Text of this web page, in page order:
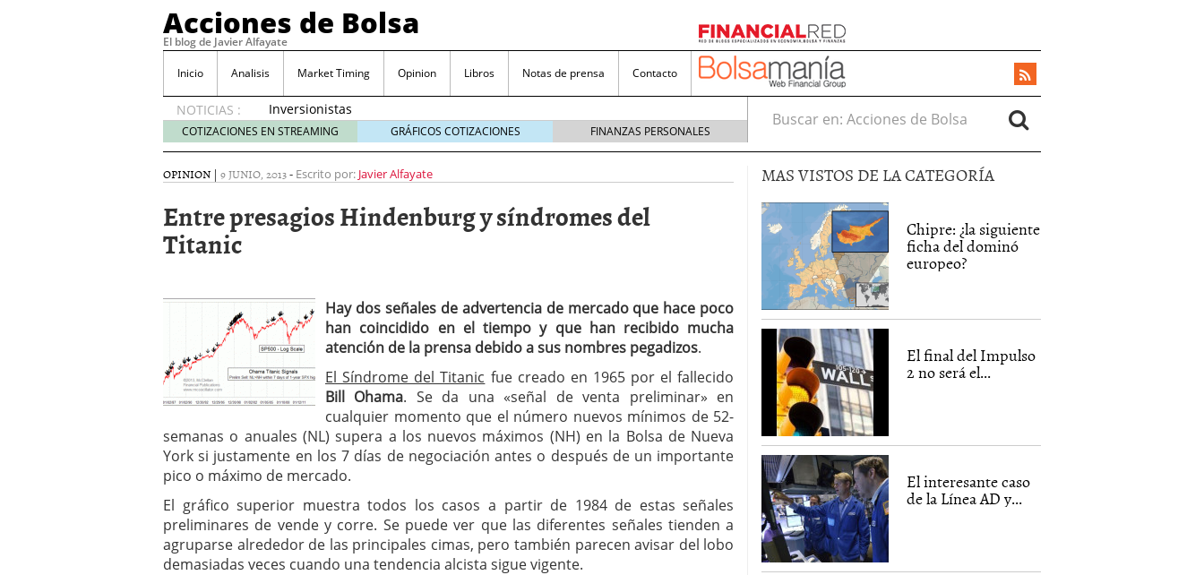
Acciones de Bolsa
El blog de Javier Alfayate
Inicio Analisis Market Timing Opinion Libros Notas de prensa Contacto
NOTICIAS :
Inversionistas
VIP en
México
creciente
por SIFX
mayo 8,
Entendiendo los ETF de Bitcoin noviembre 22, 2024
Dividend Kings: empresas que destacan por sus dividendos constantes
noviembre 12, 2024
Descubre RealAdvisor: Una poderosa herramienta para tus inversiones
inmobiliarias septiembre 23, 2024
COTIZACIONES EN STREAMING GRÁFICOS COTIZACIONES FINANZAS PERSONALES
Buscar en:
OPINION | 9 JUNIO, 2013- Escrito por: Javier Alfayate
Entre presagios Hindenburg y síndromes del
Titanic
Hay dos señales de advertencia de mercado que hace poco
han coincidido en el tiempo y que han recibido mucha
atención de la prensa debido a sus nombres pegadizos.
El Síndrome del Titanic fue creado en 1965 por el fallecido
Bill Ohama. Se da una «señal de venta preliminar» en
cualquier momento que el número nuevos mínimos de 52-
semanas o anuales (NL) supera a los nuevos máximos (NH) en la Bolsa de Nueva
York si justamente en los 7 días de negociación antes o después de un importante
pico o máximo de mercado.
El gráfico superior muestra todos los casos a partir de 1984 de estas señales
preliminares de vende y corre. Se puede ver que las diferentes señales tienden a
agruparse alrededor de las principales cimas, pero también parecen avisar del lobo
demasiadas veces cuando una tendencia alcista sigue vigente.
MAS VISTOS DE LA CATEGORÍA
Chipre: ¿la siguiente
ficha del dominó
europeo?
El final del Impulso
2 no será el...
El interesante caso
de la Línea AD y...